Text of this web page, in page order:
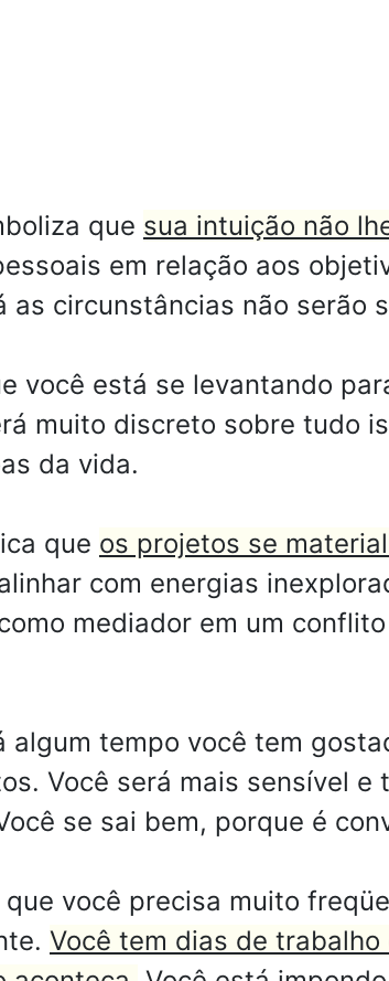
que sua intuição não
em relação aos
as circunstâncias não serão
você está se levantando
muito discreto sobre tudo
da vida.
que os projetos se
com energias
mediador em um
algum tempo você tem
Você será mais sensível e
se sai bem, porque é
você precisa muito
Você tem dias de